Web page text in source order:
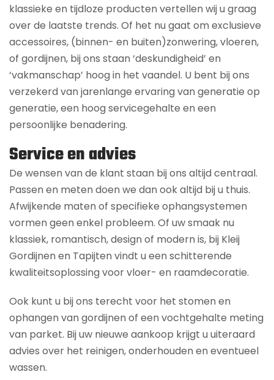
klassieke en tijdloze producten vertellen wij u graag
over de laatste trends. Of het nu gaat om exclusieve
accessoires, (binnen- en buiten)zonwering, vloeren,
of gordijnen, bij ons staan ‘deskundigheid’ en
‘vakmanschap’ hoog in het vaandel. U bent bij ons
verzekerd van jarenlange ervaring van generatie op
generatie, een hoog servicegehalte en een
persoonlijke benadering.
Service en advies
De wensen van de klant staan bij ons altijd centraal.
Passen en meten doen we dan ook altijd bij u thuis.
Afwijkende maten of specifieke ophangsystemen
vormen geen enkel probleem. Of uw smaak nu
klassiek, romantisch, design of modern is, bij Kleij
Gordijnen en Tapijten vindt u een schitterende
kwaliteitsoplossing voor vloer- en raamdecoratie.
Ook kunt u bij ons terecht voor het stomen en
ophangen van gordijnen of een vochtgehalte meting
van parket. Bij uw nieuwe aankoop krijgt u uiteraard
advies over het reinigen, onderhouden en eventueel
wassen.